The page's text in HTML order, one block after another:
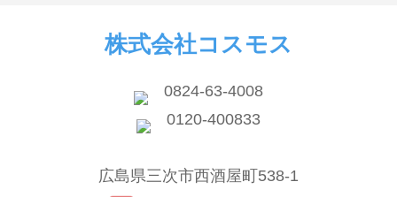
株式会社コスモス
0824-63-4008
0120-400833
広島県三次市西酒屋町538-1